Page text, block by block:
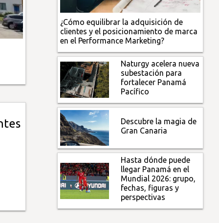
¿Cómo equilibrar la adquisición de
clientes y el posicionamiento de marca
en el Performance Marketing?
Naturgy acelera nueva
subestación para
fortalecer Panamá
Pacífico
Descubre la magia de
Gran Canaria
Hasta dónde puede
llegar Panamá en el
Mundial 2026: grupo,
fechas, figuras y
perspectivas